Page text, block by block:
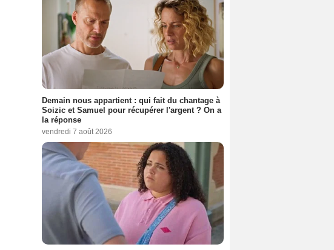
Demain nous appartient : qui fait du chantage à
Soizic et Samuel pour récupérer l'argent ? On a
la réponse
vendredi 7 août 2026